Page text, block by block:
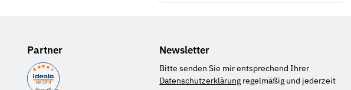
Partner Newsletter
Bitte senden Sie mir entsprechend Ihrer
Datenschutzerklärung regelmäßig und jederzeit